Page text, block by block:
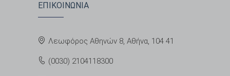
ΕΠΙΚΟΙΝΩΝΙΑ
Λεωφόρος Αθηνών 8, Αθήνα, 104 41
(0030) 2104118300